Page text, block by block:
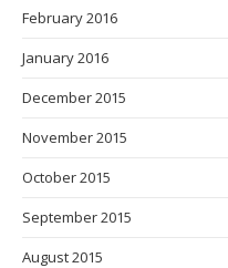
February 2016
January 2016
December 2015
November 2015
October 2015
September 2015
August 2015